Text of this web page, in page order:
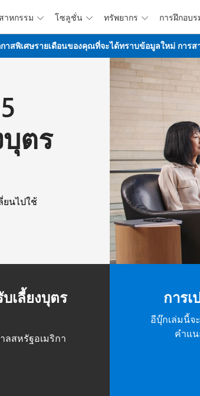
สาหกรรม  โซลูชั่น  ทรัพยากร  การฝึกอบร
สพิเศษรายเดือนของคุณที่จะได้ทราบข้อมูลใหม่ การ
ตร
ยนไปใช้
เลี้ยงบุตร
ลสหรัฐอเมริกา
การ
อีบุ๊กเล่มนี้จ
คำแ